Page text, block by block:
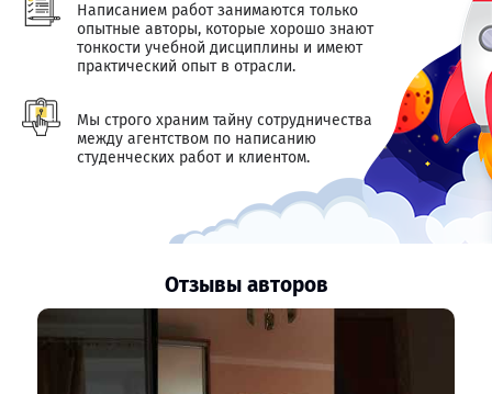
Написанием работ занимаются только
опытные авторы, которые хорошо знают
тонкости учебной дисциплины и имеют
практический опыт в отрасли.
Мы строго храним тайну сотрудничества
между агентством по написанию
студенческих работ и клиентом.
Отзывы авторов